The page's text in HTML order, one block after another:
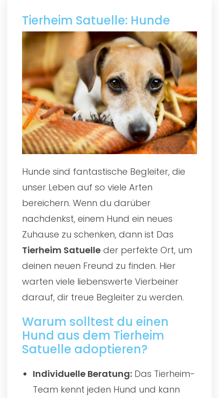
Tierheim Satuelle: Hunde
Hunde sind fantastische Begleiter, die
unser Leben auf so viele Arten
bereichern. Wenn du darüber
nachdenkst, einem Hund ein neues
Zuhause zu schenken, dann ist Das
Tierheim Satuelle der perfekte Ort, um
deinen neuen Freund zu finden. Hier
warten viele liebenswerte Vierbeiner
darauf, dir treue Begleiter zu werden.
Warum solltest du einen
Hund aus dem Tierheim
Satuelle adoptieren?
Individuelle Beratung: Das Tierheim-
Team kennt jeden Hund und kann